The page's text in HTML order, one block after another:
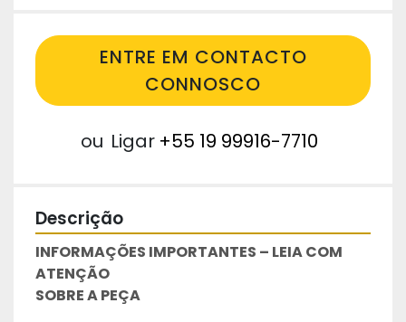
ENTRE EM CONTACTO
CONNOSCO
ou Ligar +55 19 99916-7710
Descrição
INFORMAÇÕES IMPORTANTES – LEIA COM
ATENÇÃO
SOBRE A PEÇA